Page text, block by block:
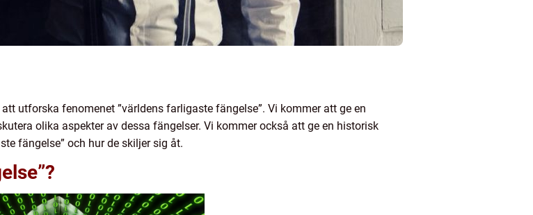
utforska fenomenet ”världens farligaste fängelse”. Vi kommer att ge en
olika aspekter av dessa fängelser. Vi kommer också att ge en historisk
fängelse” och hur de skiljer sig åt.